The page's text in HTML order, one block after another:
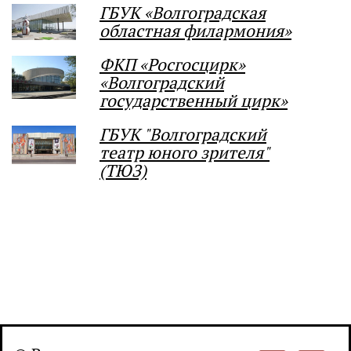
ГБУК «Волгоградская
областная филармония»
ФКП «Росгосцирк»
«Волгоградский
государственный цирк»
ГБУК "Волгоградский
театр юного зрителя"
(ТЮЗ)